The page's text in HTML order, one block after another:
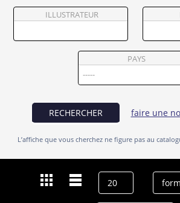
Vendre
ILLUSTRATEUR
PAYS
RECHERCHER faire une
L’affiche que vous cherchez ne figure pas au